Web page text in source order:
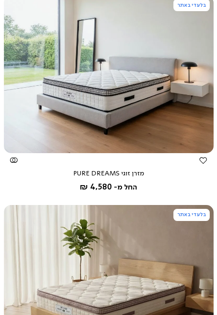
בלעדי באתר
צפייה
מהירה
מזרן זוגי PURE DREAMS
החל מ- 4,580 ₪
בלעדי באתר
צפייה
מהירה